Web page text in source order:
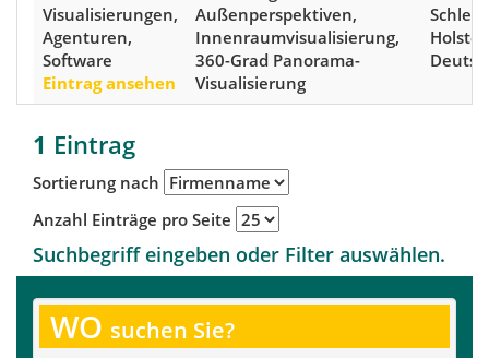
Visualisierungen,
Agenturen,
Software
Eintrag ansehen
Außenperspektiven,
Innenraumvisualisierung,
360-Grad Panorama-
Visualisierung
1 Eintrag
Sortierung nach
Anzahl Einträge pro Seite
Suchbegriff eingeben oder Filter auswählen.
WO suchen Sie?